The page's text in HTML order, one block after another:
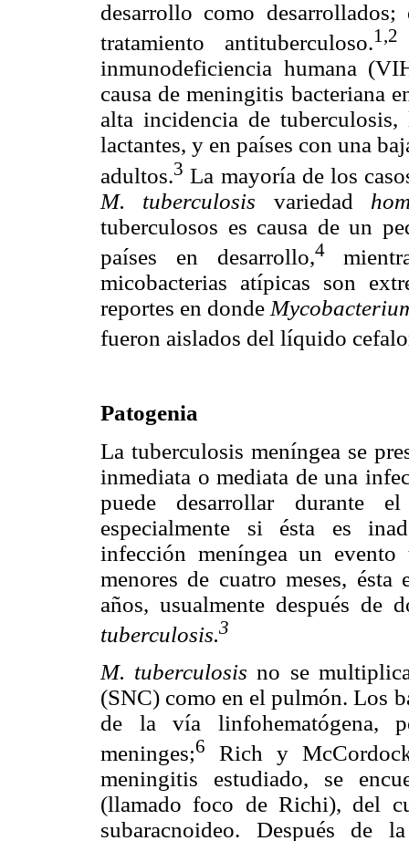
desarrollo como
tratamiento antituberculoso.1,2
inmunodeficiencia humana
causa de meningitis bacteriana
alta incidencia de
lactantes, y en países con una
adultos.3 La mayoría de los
M. tuberculosis variedad
tuberculosos es causa de un
países en desarrollo,4
micobacterias atípicas son
reportes en donde
fueron aislados del líquido
Patogenia
La tuberculosis meníngea se
inmediata o mediata de una
puede desarrollar durante
especialmente si ésta es
infección meníngea un evento
menores de cuatro meses,
años, usualmente después
tuberculosis.3
M. tuberculosisno se
(SNC) como en el pulmón. Los
de la vía linfohematógena,
meninges;6
Rich y
meningitis estudiado, se
(llamado foco de Richi), del
subaracnoideo. Después